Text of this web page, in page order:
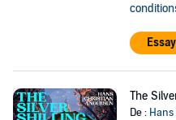
The
De :